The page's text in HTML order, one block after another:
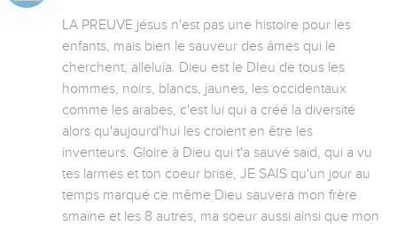
LA PREUVE jésus n'est pas une histoire pour les
enfants, mais bien le sauveur des âmes qui le
cherchent, alleluia. Dieu est le DIeu de tous les
hommes, noirs, blancs, jaunes, les occidentaux
comme les arabes, c'est lui qui a créé la diversité
alors qu'aujourd'hui les croient en être les
inventeurs. Gloire à Dieu qui t'a sauvé saïd, qui a vu
tes larmes et ton coeur brisé, JE SAIS qu'un jour au
temps marqué ce même Dieu sauvera mon frère
smaïne et les 8 autres, ma soeur aussi ainsi que mon